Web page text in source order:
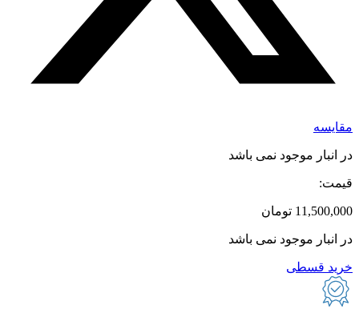
مقایسه
در انبار موجود نمی باشد
قیمت:
11,500,000 تومان
در انبار موجود نمی باشد
خرید قسطی